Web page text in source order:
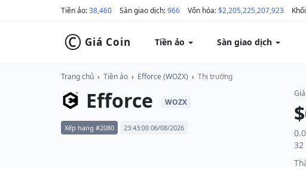
Tiền ảo:38,460 Sàn giao dịch:966 Vốn hóa:$2,205,225,207,923
© Giá Coin Tiền ảo Sàn giao dịch
Trang chủ › Tiền ảo › Efforce (WOZX) › Thị trường
Efforce WOZX
Xếp hạng #2080 23:43:00 06/08/2026
32